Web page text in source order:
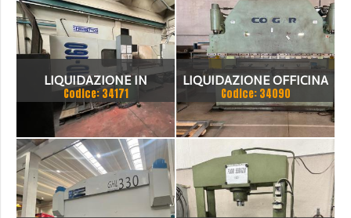
LIQUIDAZIONE IN
BOLOGNA
Codice: 34171
LIQUIDAZIONE OFFICINA
MECCANICA
Codice: 34090